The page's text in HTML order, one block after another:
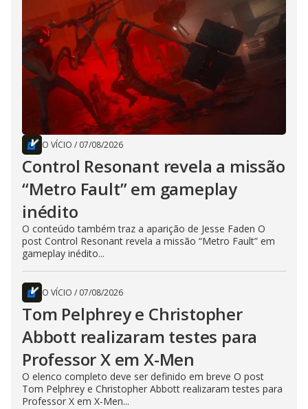
O VÍCIO / 07/08/2026
Control Resonant revela a missão
“Metro Fault” em gameplay
inédito
O conteúdo também traz a aparição de Jesse Faden O
post Control Resonant revela a missão “Metro Fault” em
gameplay inédito...
O VÍCIO / 07/08/2026
Tom Pelphrey e Christopher
Abbott realizaram testes para
Professor X em X-Men
O elenco completo deve ser definido em breve O post
Tom Pelphrey e Christopher Abbott realizaram testes para
Professor X em X-Men...